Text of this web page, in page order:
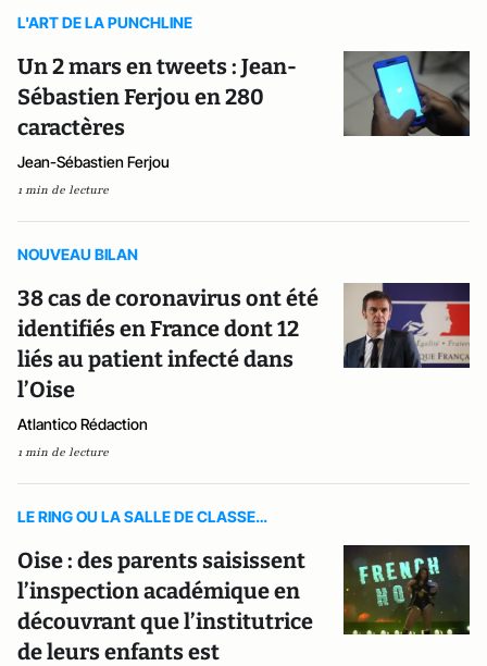
L'ART DE LA PUNCHLINE
Un 2 mars en tweets : Jean-
Sébastien Ferjou en 280
caractères
Jean-Sébastien Ferjou
1 min de lecture
NOUVEAU BILAN
38 cas de coronavirus ont été
identifiés en France dont 12
liés au patient infecté dans
l’Oise
Atlantico Rédaction
1 min de lecture
LE RING OU LA SALLE DE CLASSE…
Oise : des parents saisissent
l’inspection académique en
découvrant que l’institutrice
de leurs enfants est